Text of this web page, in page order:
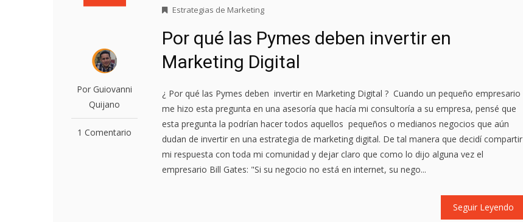
Por Guiovanni
Quijano
1 Comentario
Estrategias de Marketing
Por qué las Pymes deben invertir en
Marketing Digital
¿ Por qué las Pymes deben invertir en Marketing Digital ? Cuando un pequeño empresario
me hizo esta pregunta en una asesoría que hacía mi consultoría a su empresa, pensé que
esta pregunta la podrían hacer todos aquellos pequeños o medianos negocios que aún
dudan de invertir en una estrategia de marketing digital. De tal manera que decidí compartir
mi respuesta con toda mi comunidad y dejar claro que como lo dijo alguna vez el
empresario Bill Gates: "Si su negocio no está en internet, su nego...
Seguir Leyendo